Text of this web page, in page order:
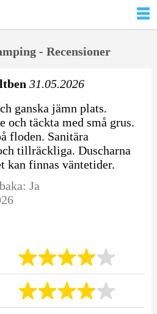
- Recensioner
31.05.2026
ganska jämn plats.
och täckta med små grus.
floden. Sanitära
tillräckliga. Duscharna
kan finnas väntetider.
Ja